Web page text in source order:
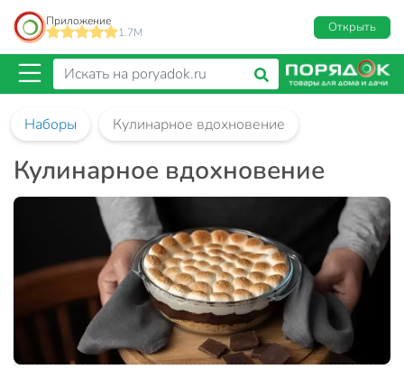
Приложение
1.7M
Открыть
Наборы Кулинарное вдохновение
Кулинарное вдохновение